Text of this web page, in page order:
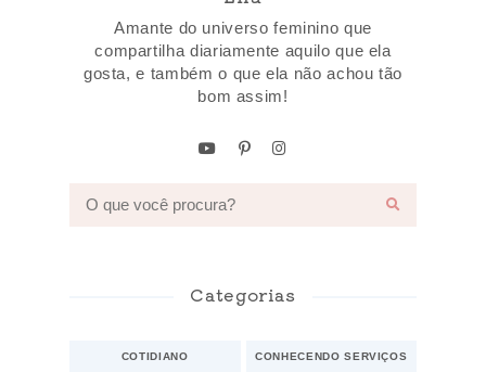
Amante do universo feminino que
compartilha diariamente aquilo que ela
gosta, e também o que ela não achou tão
bom assim!
Categorias
COTIDIANO CONHECENDO SERVIÇOS